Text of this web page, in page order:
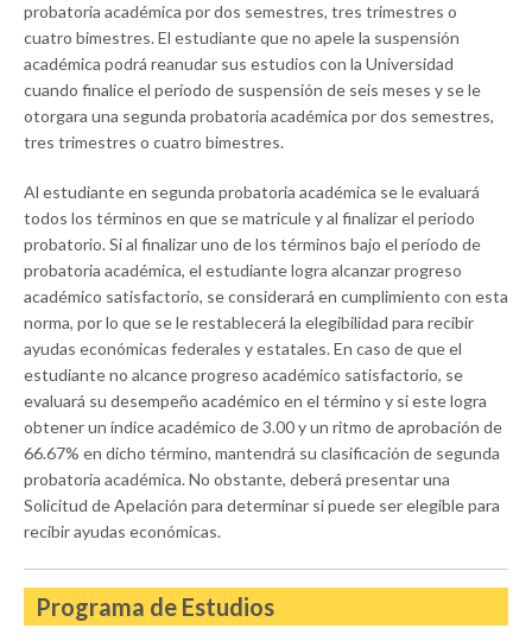
probatoria académica por dos semestres, tres trimestres o
cuatro bimestres. El estudiante que no apele la suspensión
académica podrá reanudar sus estudios con la Universidad
cuando finalice el período de suspensión de seis meses y se le
otorgara una segunda probatoria académica por dos semestres,
tres trimestres o cuatro bimestres.
Al estudiante en segunda probatoria académica se le evaluará
todos los términos en que se matricule y al finalizar el periodo
probatorio. Si al finalizar uno de los términos bajo el período de
probatoria académica, el estudiante logra alcanzar progreso
académico satisfactorio, se considerará en cumplimiento con esta
norma, por lo que se le restablecerá la elegibilidad para recibir
ayudas económicas federales y estatales. En caso de que el
estudiante no alcance progreso académico satisfactorio, se
evaluará su desempeño académico en el término y si este logra
obtener un índice académico de 3.00 y un ritmo de aprobación de
66.67% en dicho término, mantendrá su clasificación de segunda
probatoria académica. No obstante, deberá presentar una
Solicitud de Apelación para determinar si puede ser elegible para
recibir ayudas económicas.
Programa de Estudios